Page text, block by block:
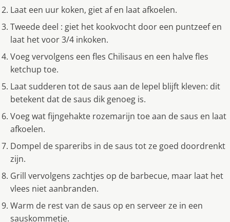
Laat een uur koken, giet af en laat afkoelen.
Tweede deel : giet het kookvocht door een puntzeef en
laat het voor 3/4 inkoken.
Voeg vervolgens een fles Chilisaus en een halve fles
ketchup toe.
Laat sudderen tot de saus aan de lepel blijft kleven: dit
betekent dat de saus dik genoeg is.
Voeg wat fijngehakte rozemarijn toe aan de saus en laat
afkoelen.
Dompel de spareribs in de saus tot ze goed doordrenkt
zijn.
Grill vervolgens zachtjes op de barbecue, maar laat het
vlees niet aanbranden.
Warm de rest van de saus op en serveer ze in een
sauskommetje.